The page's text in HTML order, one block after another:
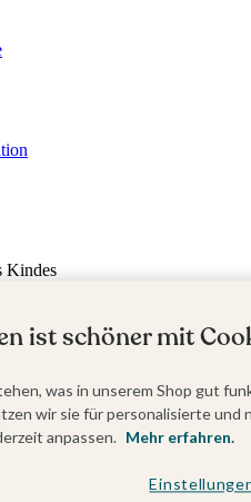
Kindes
ist schöner mit
was in unserem Shop gut
wir sie für personalisierte
anpassen. Mehr erfahren.